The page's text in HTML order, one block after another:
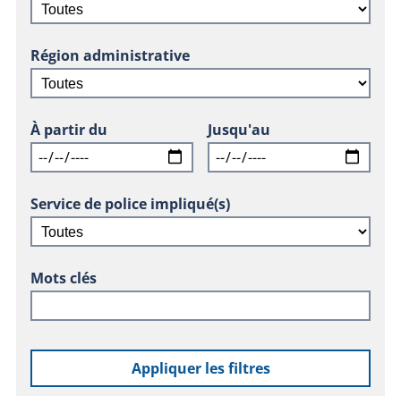
Région administrative
À partir du Jusqu'au
Service de police impliqué(s)
Mots clés
Appliquer les filtres